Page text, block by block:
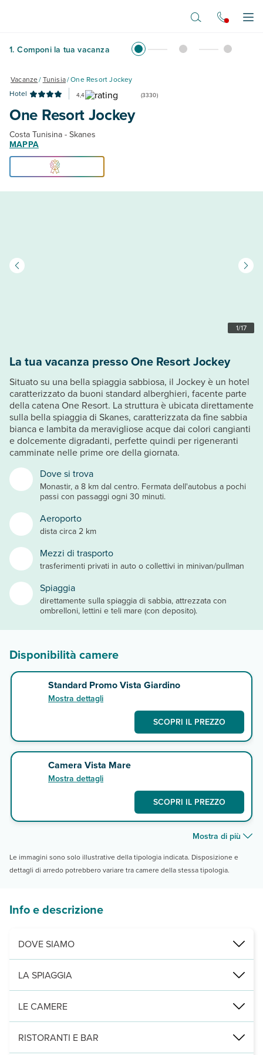
1. Componi la tua vacanza
Vacanze/Tunisia/One Resort Jockey
Hotel
4,4 (3330)
One Resort Jockey
Costa Tunisina - Skanes
MAPPA
1/17
Dove si trova
Monastir, a 8 km dal centro. Fermata dell'autobus a pochi
passi con passaggi ogni 30 minuti.
Aeroporto
dista circa 2 km
Mezzi di trasporto
trasferimenti privati in auto o collettivi in minivan/pullman
Spiaggia
direttamente sulla spiaggia di sabbia, attrezzata con
ombrelloni, lettini e teli mare (con deposito).
La tua vacanza presso One Resort Jockey
Situato su una bella spiaggia sabbiosa, il Jockey è un hotel
caratterizzato da buoni standard alberghieri, facente parte
della catena One Resort. La struttura è ubicata direttamente
sulla bella spiaggia di Skanes, caratterizzata da fine sabbia
bianca e lambita da meravigliose acque dai colori cangianti
e dolcemente digradanti, perfette quindi per rigeneranti
camminate nelle prime ore della giornata.
Disponibilità camere
Standard Promo Vista Giardino
Mostra dettagli
SCOPRI IL PREZZO
Camera Vista Mare
Mostra dettagli
SCOPRI IL PREZZO
Mostra di più
Le immagini sono solo illustrative della tipologia indicata. Disposizione e
dettagli di arredo potrebbero variare tra camere della stessa tipologia.
Info e descrizione
DOVE SIAMO
Skanes, sulla spiaggia, a 2 km dall'aeroporto di Monastir e 8 dal
LA SPIAGGIA
di sabbia con ombrelloni, lettini e teli mare (con deposito).
LE CAMERE
333 camere (26 m², max 3+1) con servizi privati, asciugacapelli,
RISTORANTI E BAR